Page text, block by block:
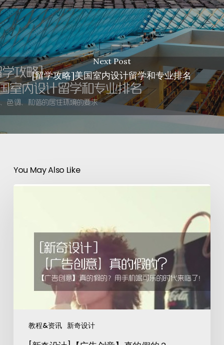
Next Post
[留学攻略]美国室内设计留学和专业排名
You May Also Like
教程&资讯 新奇设计